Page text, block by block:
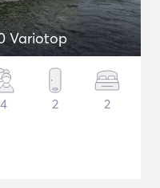
Variotop
4 2 2